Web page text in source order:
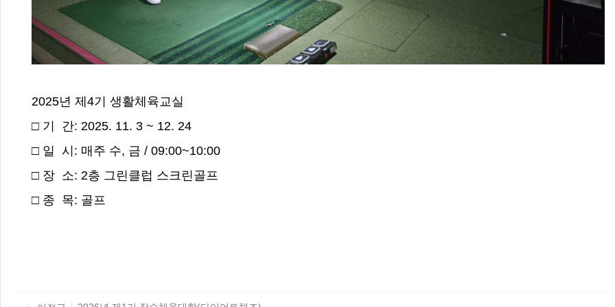
2025년 제4기 생활체육교실
□ 기 간: 2025. 11. 3 ~ 12. 24
□ 일 시: 매주 수, 금 / 09:00~10:00
□ 장 소: 2층 그린클럽 스크린골프
□ 종 목: 골프